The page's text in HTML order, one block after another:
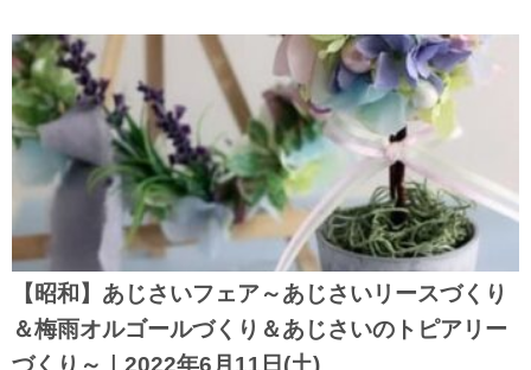
【昭和】あじさいフェア～あじさいリースづくり
＆梅雨オルゴールづくり＆あじさいのトピアリー
づくり～｜2022年6月11日(土)